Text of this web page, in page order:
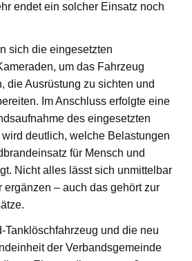
endet ein solcher Einsatz noch
sich die eingesetzten
um das Fahrzeug
die Ausrüstung zu sichten und
Im Anschluss erfolgte eine
des eingesetzten
deutlich, welche Belastungen
für Mensch und
Nicht alles lässt sich unmittelbar
ergänzen – auch das gehört zur
Tanklöschfahrzeug und die neu
der Verbandsgemeinde